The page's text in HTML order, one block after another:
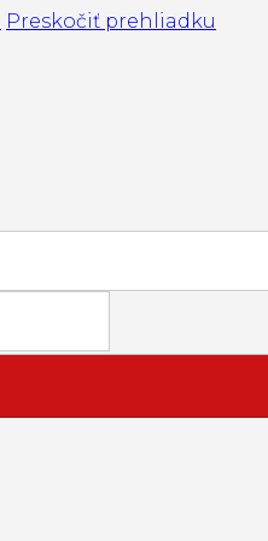
Preskočiť prehliadku